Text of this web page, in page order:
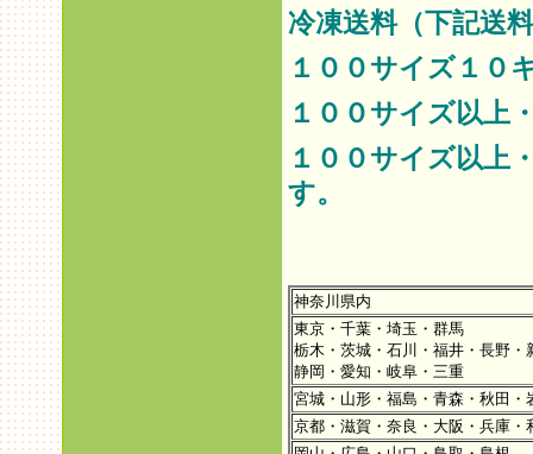
冷凍送料（下記送
１００サイズ１０
１００サイズ以上
１００サイズ以上
す。
神奈川県内
東京・千葉・埼玉・群馬
栃木・茨城・石川・福井・長野・
静岡・愛知・岐阜・三重
宮城・山形・福島・青森・秋田・
京都・滋賀・奈良・大阪・兵庫・